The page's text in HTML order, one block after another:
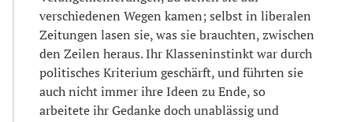
verschiedenen Wegen kamen; selbst in liberalen
Zeitungen lasen sie, was sie brauchten, zwischen
den Zeilen heraus. Ihr Klasseninstinkt war durch
politisches Kriterium geschärft, und führten sie
auch nicht immer ihre Ideen zu Ende, so
arbeitete ihr Gedanke doch unablässig und